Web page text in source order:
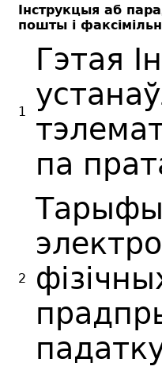
Інструкцыя аб
пошты і
1
Гэтая
па
2
Тарыфы